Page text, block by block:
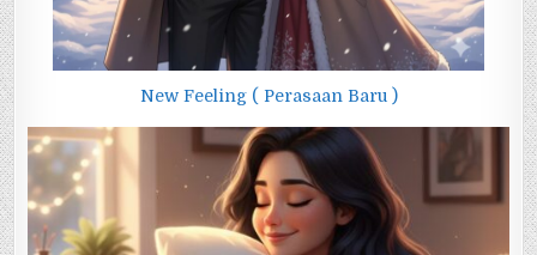
New Feeling ( Perasaan Baru )